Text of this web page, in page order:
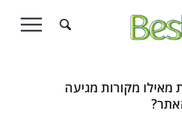
מאילו מקורות מגיעה